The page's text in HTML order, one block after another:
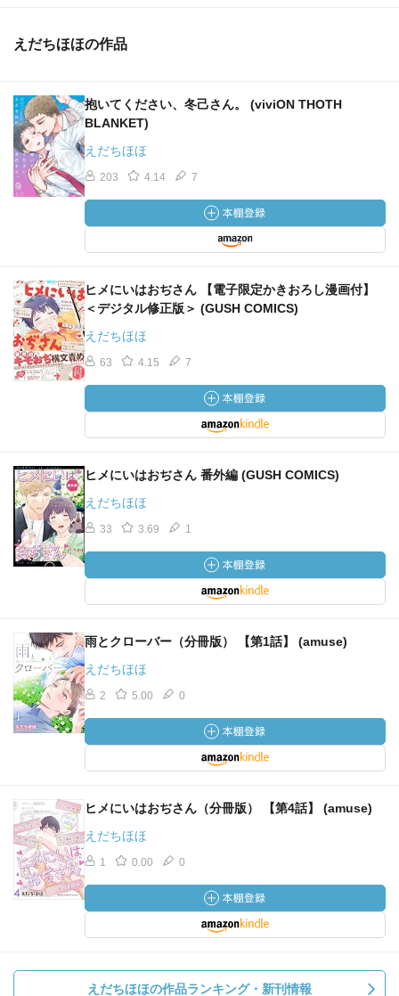
えだちほほの作品
抱いてください、冬己さん。 (viviON THOTH
BLANKET)
えだちほほ
203 4.14 7
ヒメにいはおぢさん 【電子限定かきおろし漫画付】
＜デジタル修正版＞ (GUSH COMICS)
えだちほほ
63 4.15 7
ヒメにいはおぢさん 番外編 (GUSH COMICS)
えだちほほ
33 3.69 1
雨とクローバー（分冊版） 【第1話】 (amuse)
えだちほほ
2 5.00 0
ヒメにいはおぢさん（分冊版） 【第4話】 (amuse)
えだちほほ
1 0.00 0
えだちほほの作品ランキング・新刊情報